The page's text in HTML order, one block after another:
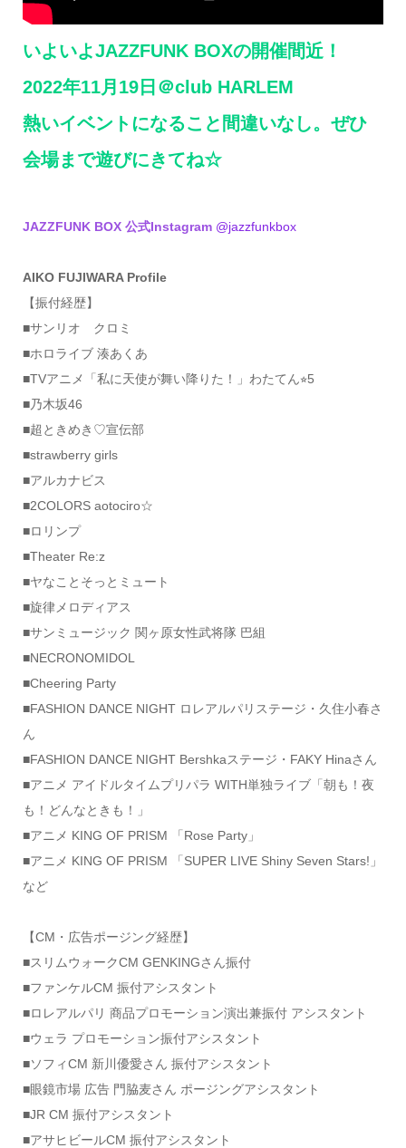
いよいよJAZZFUNK BOXの開催間近！
2022年11月19日＠club HARLEM
熱いイベントになること間違いなし。ぜひ
会場まで遊びにきてね☆
JAZZFUNK BOX 公式Instagram @jazzfunkbox
AIKO FUJIWARA Profile
【振付経歴】
■サンリオ クロミ
■ホロライブ 湊あくあ
■TVアニメ「私に天使が舞い降りた！」わたてん⭐︎5
■乃木坂46
■超ときめき♡宣伝部
■strawberry girls
■アルカナビス
■2COLORS aotociro☆
■ロリンプ
■Theater Re:z
■ヤなことそっとミュート
■旋律メロディアス
■サンミュージック 関ヶ原女性武将隊 巴組
■NECRONOMIDOL
■Cheering Party
■FASHION DANCE NIGHT ロレアルパリステージ・久住小春さ
ん
■FASHION DANCE NIGHT Bershkaステージ・FAKY Hinaさん
■アニメ アイドルタイムプリパラ WITH単独ライブ「朝も！夜
も！どんなときも！」
■アニメ KING OF PRISM 「Rose Party」
■アニメ KING OF PRISM 「SUPER LIVE Shiny Seven Stars!」
など
【CM・広告ポージング経歴】
■スリムウォークCM GENKINGさん振付
■ファンケルCM 振付アシスタント
■ロレアルパリ 商品プロモーション演出兼振付 アシスタント
■ウェラ プロモーション振付アシスタント
■ソフィCM 新川優愛さん 振付アシスタント
■眼鏡市場 広告 門脇麦さん ポージングアシスタント
■JR CM 振付アシスタント
■アサヒビールCM 振付アシスタント